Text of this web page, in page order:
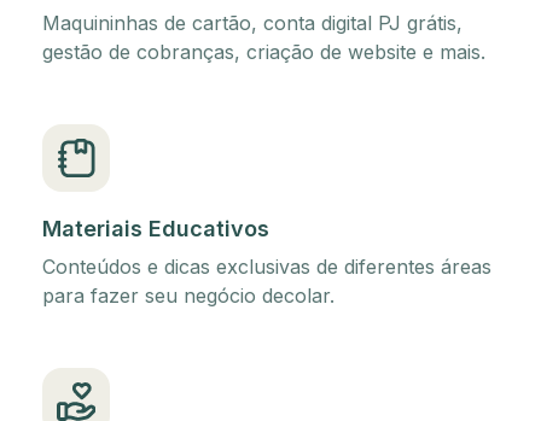
Maquininhas de cartão, conta digital PJ grátis,
gestão de cobranças, criação de website e mais.
Materiais Educativos
Conteúdos e dicas exclusivas de diferentes áreas
para fazer seu negócio decolar.